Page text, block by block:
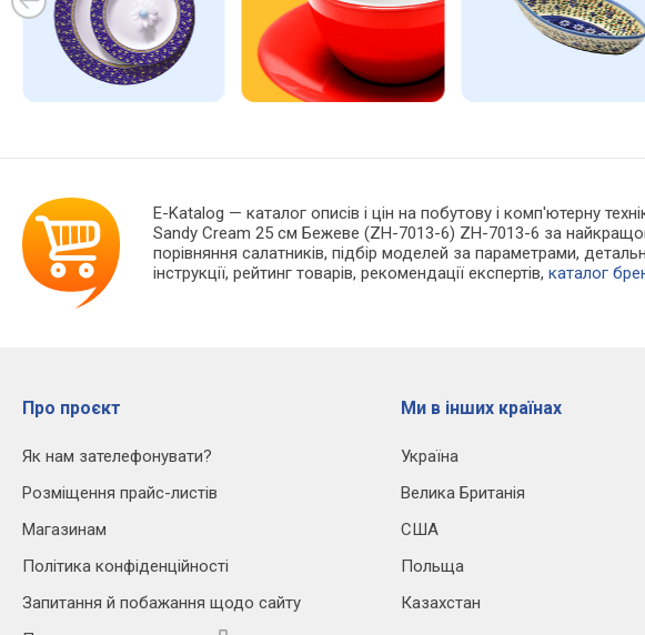
E-Katalog — каталог описів і цін на побутову і комп'ютерну
Sandy Cream 25 см Бежеве (ZH-7013-6) ZH-7013-6 за
порівняння салатників, підбір моделей за параметрами,
інструкції, рейтинг товарів, рекомендації експертів,каталог
Про проєкт
Як нам зателефонувати?
Розміщення прайс-листів
Магазинам
Політика конфіденційності
Запитання й побажання щодо сайту
Ми в інших країнах
Україна
Велика Британія
США
Польща
Казахстан